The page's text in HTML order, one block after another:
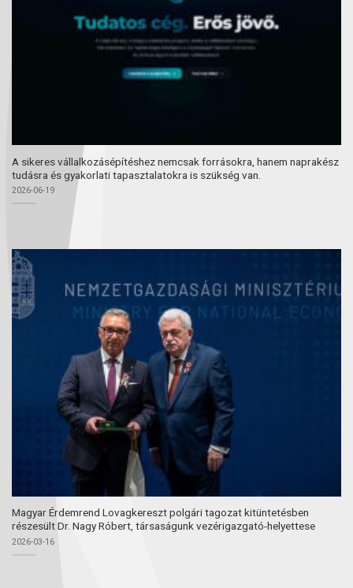
A sikeres vállalkozásépítéshez nemcsak forrásokra, hanem naprakész
tudásra és gyakorlati tapasztalatokra is szükség van.
2026-06-19
Magyar Érdemrend Lovagkereszt polgári tagozat kitüntetésben
részesült Dr. Nagy Róbert, társaságunk vezérigazgató-helyettese
2026-03-16